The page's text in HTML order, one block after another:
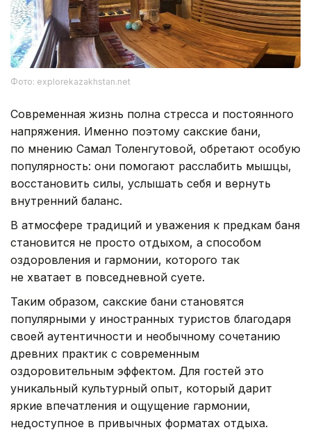
Фото: explorekazakhstan.net
Современная жизнь полна стресса и постоянного
напряжения. Именно поэтому сакские бани,
по мнению Самал Толенгутовой, обретают особую
популярность: они помогают расслабить мышцы,
восстановить силы, услышать себя и вернуть
внутренний баланс.
В атмосфере традиций и уважения к предкам баня
становится не просто отдыхом, а способом
оздоровления и гармонии, которого так
не хватает в повседневной суете.
Таким образом, сакские бани становятся
популярными у иностранных туристов благодаря
своей аутентичности и необычному сочетанию
древних практик с современным
оздоровительным эффектом. Для гостей это
уникальный культурный опыт, который дарит
яркие впечатления и ощущение гармонии,
недоступное в привычных форматах отдыха.